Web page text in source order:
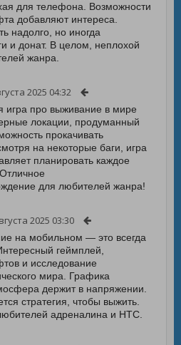
для телефона. Возможности
добавляют интереса.
надолго, но иногда
и донат. В целом, неплохой
жанра.
2025 04:32
игра про выживание в мире
локации, продуманный
прокачивать
на некоторые баги, игра
планировать каждое
для любителей жанра!
2025 03:30
на мобильном — это всегда
геймплей,
и исследование
мира. Графика
держит в напряжении.
стратегия, чтобы выжить.
адреналина и HTC.